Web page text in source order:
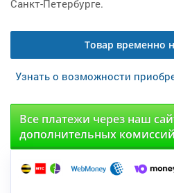
Санкт-Петербурге.
Товар временно
Узнать о возможности
Все платежи через наш
дополнительных